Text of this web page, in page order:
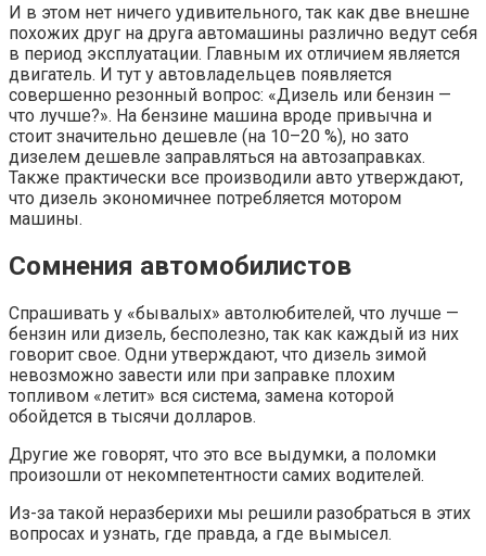
И в этом нет ничего удивительного, так как две внешне
похожих друг на друга автомашины различно ведут себя
в период эксплуатации. Главным их отличием является
двигатель. И тут у автовладельцев появляется
совершенно резонный вопрос: «Дизель или бензин —
что лучше?». На бензине машина вроде привычна и
стоит значительно дешевле (на 10–20 %), но зато
дизелем дешевле заправляться на автозаправках.
Также практически все производили авто утверждают,
что дизель экономичнее потребляется мотором
машины.
Сомнения автомобилистов
Спрашивать у «бывалых» автолюбителей, что лучше —
бензин или дизель, бесполезно, так как каждый из них
говорит свое. Одни утверждают, что дизель зимой
невозможно завести или при заправке плохим
топливом «летит» вся система, замена которой
обойдется в тысячи долларов.
Другие же говорят, что это все выдумки, а поломки
произошли от некомпетентности самих водителей.
Из-за такой неразберихи мы решили разобраться в этих
вопросах и узнать, где правда, а где вымысел.